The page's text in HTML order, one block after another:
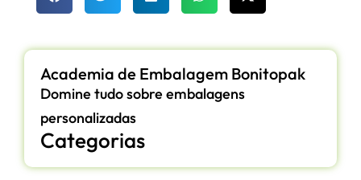
Academia de Embalagem Bonitopak
Domine tudo sobre embalagens
personalizadas
Categorias